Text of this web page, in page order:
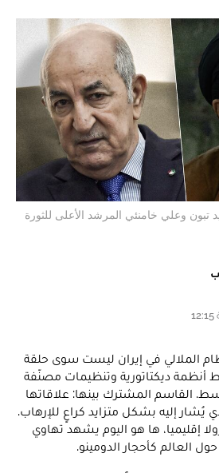
تبون وعلي خامنئي المرشد الأعلى للثورة
الملالي في إيران ليست سوى حلقة
ديكتاتورية وتنظيمات مصنّفة
القاسم المشترك بينها: علاقاتها
يُشار إليه بشكل متزايد كراعٍ للإرهاب.
إقليميا، ها هو اليوم يشهد تهاوي
العالم كأحجار الدومينو.